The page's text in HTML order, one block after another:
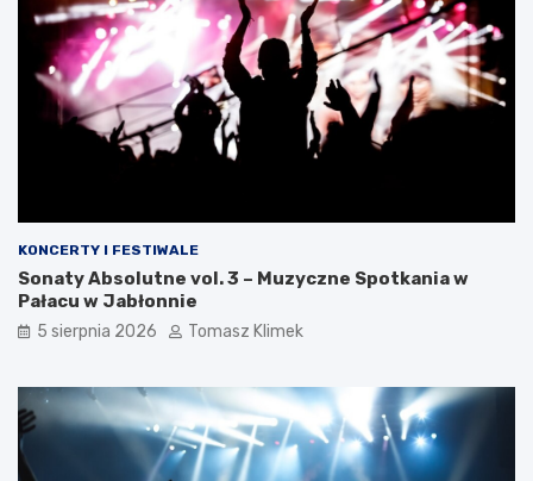
KONCERTY I FESTIWALE
Sonaty Absolutne vol. 3 – Muzyczne Spotkania w
Pałacu w Jabłonnie
5 sierpnia 2026 Tomasz Klimek